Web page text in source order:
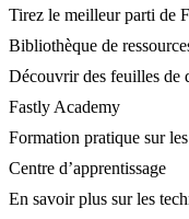
Tirez le meilleur parti de
Bibliothèque de
Découvrir des feuilles de
Fastly Academy
Formation pratique sur
Centre d’apprentissage
En savoir plus sur les